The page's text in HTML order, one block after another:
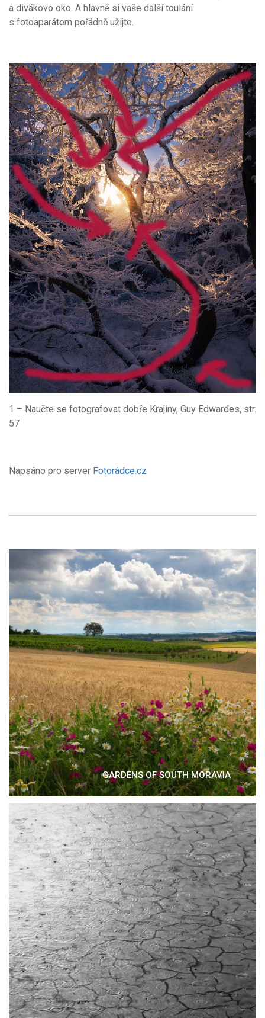
a divákovo oko. A hlavně si vaše další toulání
s fotoaparátem pořádně užijte.
1 – Naučte se fotografovat dobře Krajiny, Guy Edwardes, str.
57
Napsáno pro server Fotorádce.cz
GARDENS OF SOUTH MORAVIA